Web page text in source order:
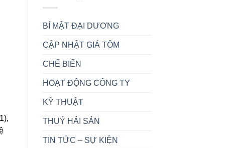
BÍ MẬT ĐẠI DƯƠNG
CẬP NHẬT GIÁ TÔM
CHẾ BIẾN
HOẠT ĐỘNG CÔNG TY
KỸ THUẬT
THUỶ HẢI SẢN
TIN TỨC – SỰ KIỆN